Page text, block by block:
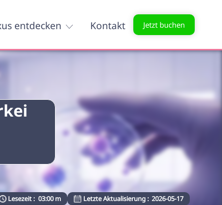
entdecken Kontakt Jetzt buchen
Lesezeit : 03:00 m Letzte Aktualisierung : 2026-05-17